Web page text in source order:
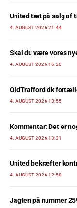
United tæt på salg af
4. AUGUST 2026 21:44
Skal du være vores
4. AUGUST 2026 16:20
OldTrafford.dk
4. AUGUST 2026 13:55
Kommentar: Det er
4. AUGUST 2026 13:31
United bekræfter
4. AUGUST 2026 12:58
Jagten på nummer